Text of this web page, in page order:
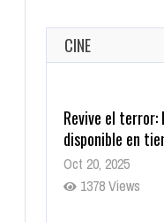
CINE
Revive el
disponible en
Oct 20, 2025
1378 Views